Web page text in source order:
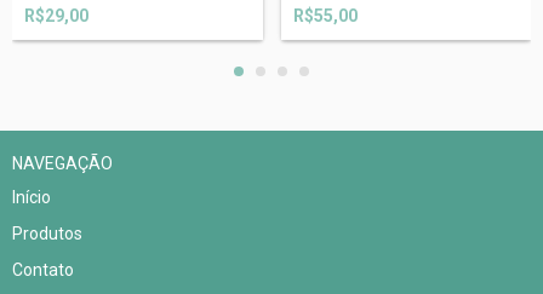
R$29,00 R$55,00
NAVEGAÇÃO
Início
Produtos
Contato